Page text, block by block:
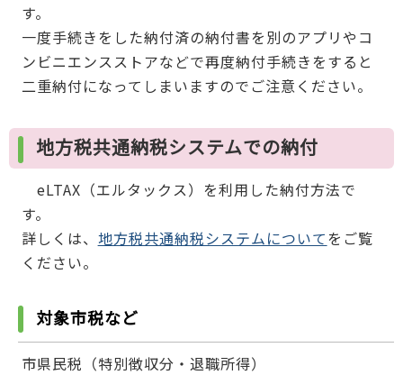
す。
一度手続きをした納付済の納付書を別のアプリやコ
ンビニエンスストアなどで再度納付手続きをすると
二重納付になってしまいますのでご注意ください。
地方税共通納税システムでの納付
eLTAX（エルタックス）を利用した納付方法で
す。
詳しくは、 地方税共通納税システムについてをご覧
ください。
対象市税など
市県民税（特別徴収分・退職所得）